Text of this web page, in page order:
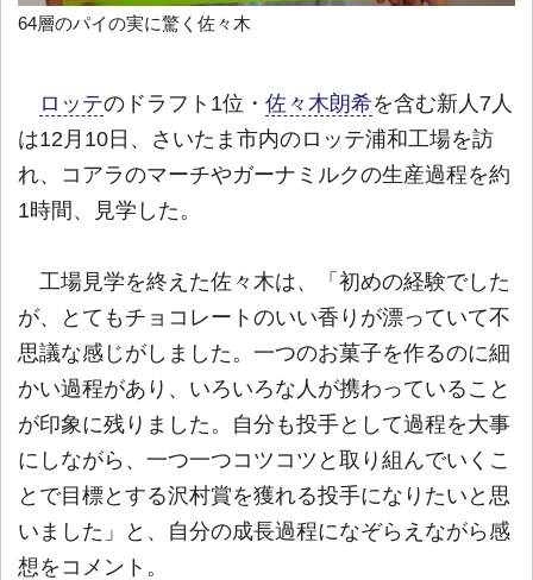
64層のパイの実に驚く佐々木
ロッテのドラフト1位・ 佐々木朗希を含む新人7人
は12月10日、さいたま市内のロッテ浦和工場を訪
れ、コアラのマーチやガーナミルクの生産過程を約
1時間、見学した。
工場見学を終えた佐々木は、「初めの経験でした
が、とてもチョコレートのいい香りが漂っていて不
思議な感じがしました。一つのお菓子を作るのに細
かい過程があり、いろいろな人が携わっていること
が印象に残りました。自分も投手として過程を大事
にしながら、一つ一つコツコツと取り組んでいくこ
とで目標とする沢村賞を獲れる投手になりたいと思
いました」と、自分の成長過程になぞらえながら感
想をコメント。